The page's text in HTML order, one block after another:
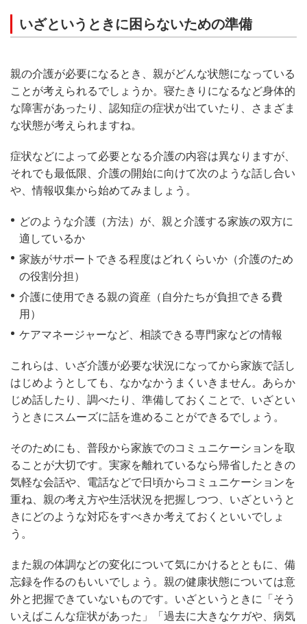
いざというときに困らないための準備
親の介護が必要になるとき、親がどんな状態になっている
ことが考えられるでしょうか。寝たきりになるなど身体的
な障害があったり、認知症の症状が出ていたり、さまざま
な状態が考えられますね。
症状などによって必要となる介護の内容は異なりますが、
それでも最低限、介護の開始に向けて次のような話し合い
や、情報収集から始めてみましょう。
どのような介護（方法）が、親と介護する家族の双方に
適しているか
家族がサポートできる程度はどれくらいか（介護のため
の役割分担）
介護に使用できる親の資産（自分たちが負担できる費
用）
ケアマネージャーなど、相談できる専門家などの情報
これらは、いざ介護が必要な状況になってから家族で話し
はじめようとしても、なかなかうまくいきません。あらか
じめ話したり、調べたり、準備しておくことで、いざとい
うときにスムーズに話を進めることができるでしょう。
そのためにも、普段から家族でのコミュニケーションを取
ることが大切です。実家を離れているなら帰省したときの
気軽な会話や、電話などで日頃からコミュニケーションを
重ね、親の考え方や生活状況を把握しつつ、いざというと
きにどのような対応をすべきか考えておくといいでしょ
う。
また親の体調などの変化について気にかけるとともに、備
忘録を作るのもいいでしょう。親の健康状態については意
外と把握できていないものです。いざというときに「そう
いえばこんな症状があった」「過去に大きなケガや、病気